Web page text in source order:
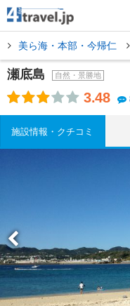
美ら海・本部・今帰仁
瀬底島 自然・景勝地
3.48
施設情報・クチコミ